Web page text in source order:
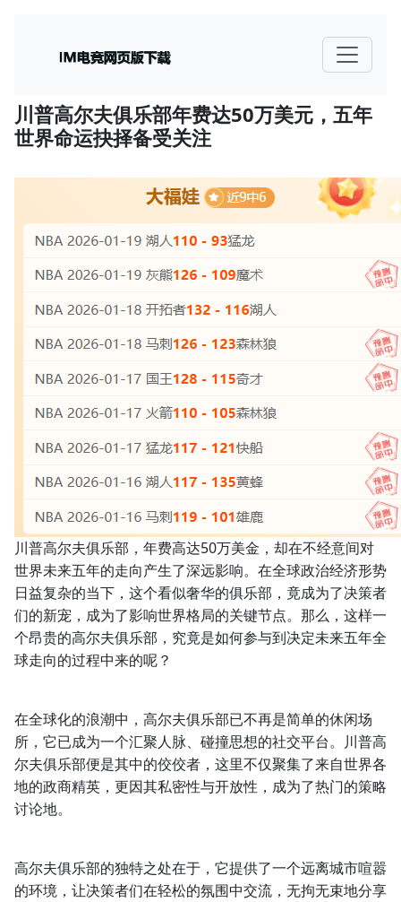
川普高尔夫俱乐部年费达50万美元，五年
世界命运抉择备受关注
川普高尔夫俱乐部，年费高达50万美金，却在不经意间对
世界未来五年的走向产生了深远影响。在全球政治经济形势
日益复杂的当下，这个看似奢华的俱乐部，竟成为了决策者
们的新宠，成为了影响世界格局的关键节点。那么，这样一
个昂贵的高尔夫俱乐部，究竟是如何参与到决定未来五年全
球走向的过程中来的呢？
在全球化的浪潮中，高尔夫俱乐部已不再是简单的休闲场
所，它已成为一个汇聚人脉、碰撞思想的社交平台。川普高
尔夫俱乐部便是其中的佼佼者，这里不仅聚集了来自世界各
地的政商精英，更因其私密性与开放性，成为了热门的策略
讨论地。
高尔夫俱乐部的独特之处在于，它提供了一个远离城市喧嚣
的环境，让决策者们在轻松的氛围中交流，无拘无束地分享